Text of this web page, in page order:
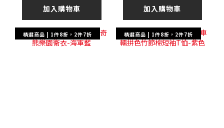
加入購物車 加入購物車
精選商品 | 1件8折，2件7折 精選商品 | 1件8折，2件7折